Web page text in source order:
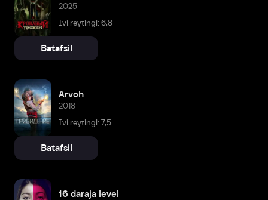
2025
Ivi reytingi: 6,8
Batafsil
Arvoh
2018
Ivi reytingi: 7,5
Batafsil
16 daraja level